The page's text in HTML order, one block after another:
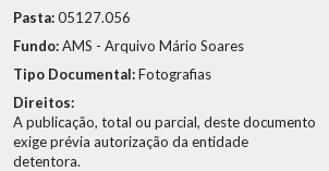
Pasta:05127.056
Fundo:AMS - Arquivo Mário Soares
Tipo Documental:Fotografias
Direitos:
A publicação, total ou parcial, deste documento
exige prévia autorização da entidade
detentora.